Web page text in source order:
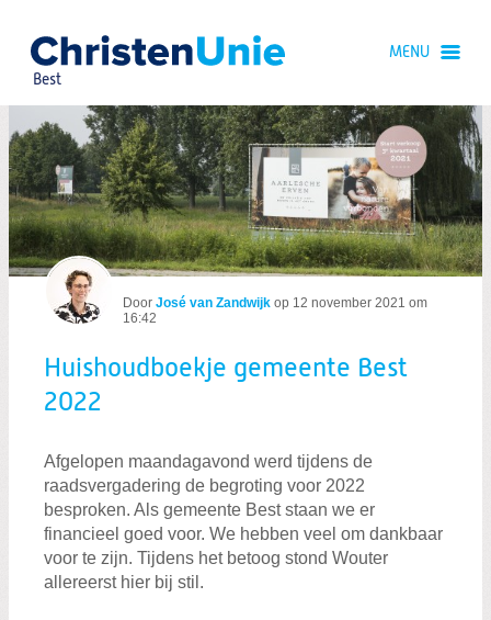
Spring
naar
inhoud
Spring
naar
het
hoofdmenu
Best
MENU
Huishoudboekje gemeente Best 2022
Door José van Zandwijk op 12 november 2021 om
16:42
Huishoudboekje gemeente Best
2022
Afgelopen maandagavond werd tijdens de
raadsvergadering de begroting voor 2022
besproken. Als gemeente Best staan we er
financieel goed voor. We hebben veel om dankbaar
voor te zijn. Tijdens het betoog stond Wouter
allereerst hier bij stil.